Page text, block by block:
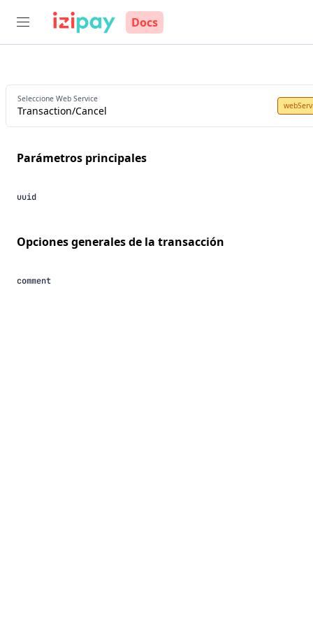
Docs
Seleccione Web Service
Transaction/Cancel
parámetros principales
uuid
opciones generales de la transacción
comment